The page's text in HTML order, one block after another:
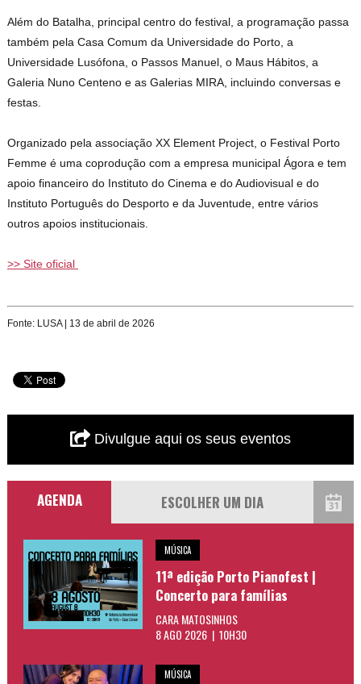
Além do Batalha, principal centro do festival, a programação passa
também pela Casa Comum da Universidade do Porto, a
Universidade Lusófona, o Passos Manuel, o Maus Hábitos, a
Galeria Nuno Centeno e as Galerias MIRA, incluindo conversas e
festas.
Organizado pela associação XX Element Project, o Festival Porto
Femme é uma coprodução com a empresa municipal Ágora e tem
apoio financeiro do Instituto do Cinema e do Audiovisual e do
Instituto Português do Desporto e da Juventude, entre vários
outros apoios institucionais.
>> Site oficial
Fonte: LUSA | 13 de abril de 2026
Divulgue aqui os seus eventos
AGENDA
MÚSICA
11ª edição Porto Pianofest |
Concerto para famílias
CARA MATOSINHOS
8 AGO 2026 | 10H30
MÚSICA